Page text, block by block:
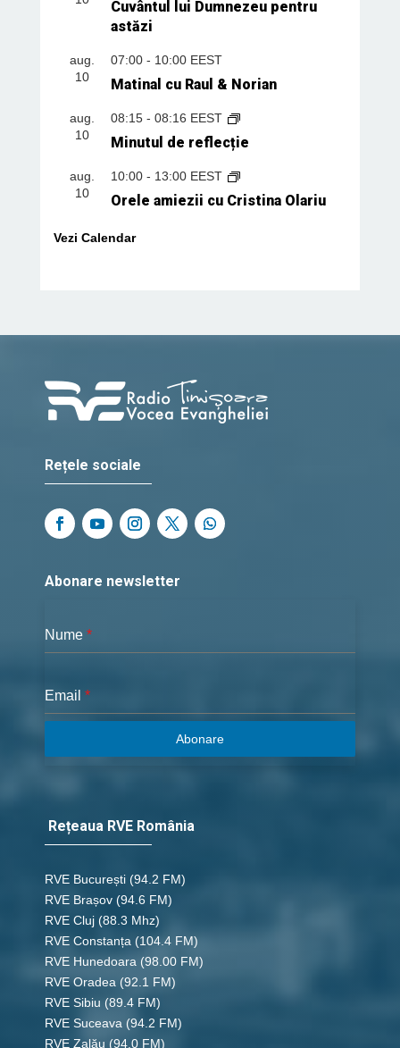
Cuvântul lui Dumnezeu pentru
astăzi
aug.
10
07:00- 10:00 EEST
Matinal cu Raul & Norian
aug.
10
08:15- 08:16 EEST
Minutul de reflecție
aug.
10
10:00- 13:00 EEST
Orele amiezii cu Cristina Olariu
Vezi Calendar
Rețele sociale
Abonare newsletter
Nume *
Email *
Abonare
Rețeaua RVE România
RVE București (94.2 FM)
RVE Brașov (94.6 FM)
RVE Cluj (88.3 Mhz)
RVE Constanța (104.4 FM)
RVE Hunedoara (98.00 FM)
RVE Oradea (92.1 FM)
RVE Sibiu (89.4 FM)
RVE Suceava (94.2 FM)
RVE Zalău (94.0 FM)